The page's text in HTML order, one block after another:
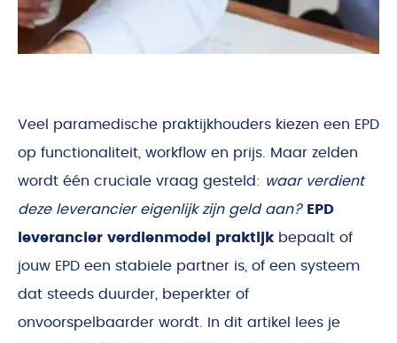
Veel paramedische praktijkhouders kiezen een EPD
op functionaliteit, workflow en prijs. Maar zelden
wordt één cruciale vraag gesteld: waar verdient
deze leverancier eigenlijk zijn geld aan? EPD
leverancier verdienmodel praktijk bepaalt of
jouw EPD een stabiele partner is, of een systeem
dat steeds duurder, beperkter of
onvoorspelbaarder wordt. In dit artikel lees je